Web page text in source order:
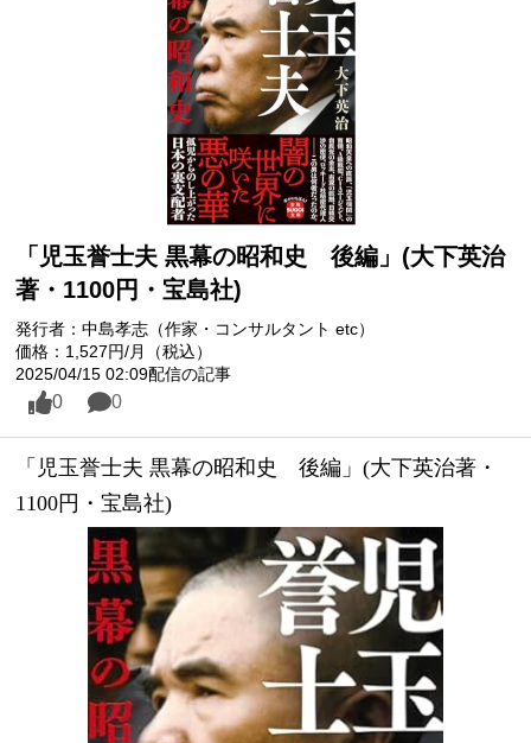
「児玉誉士夫 黒幕の昭和史 後編」(大下英治
著・1100円・宝島社)
発行者：中島孝志（作家・コンサルタント etc）
価格：1,527円/月（税込）
2025/04/15 02:09配信の記事
0 0
「児玉誉士夫 黒幕の昭和史　後編」(大下英治著・
1100円・宝島社)